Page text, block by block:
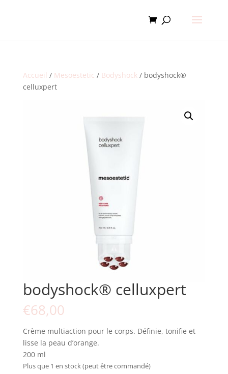
Accueil / Mesoestetic / Bodyshock/ bodyshock®
celluxpert
bodyshock® celluxpert
€68,00
Crème multiaction pour le corps. Définie, tonifie et
lisse la peau d’orange.
200 ml
Plus que 1 en stock (peut être commandé)